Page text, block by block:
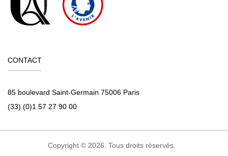
CONTACT
85 boulevard Saint-Germain 75006 Paris
(33) (0)1 57 27 90 00
Copyright © 2026. Tous droits réservés.